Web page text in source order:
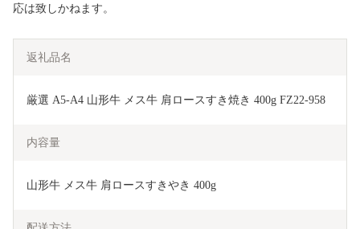
応は致しかねます。
返礼品名
厳選 A5-A4 山形牛 メス牛 肩ロースすき焼き 400g FZ22-958
内容量
山形牛 メス牛 肩ロースすきやき 400g